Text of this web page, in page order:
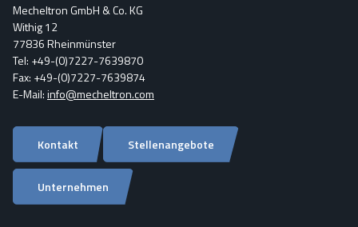
Mecheltron GmbH & Co. KG
Withig 12
77836 Rheinmünster
Tel: +49-(0)7227-7639870
Fax: +49-(0)7227-7639874
E-Mail:info@mecheltron.com
Stellenangebote
Unternehmen
Kontakt